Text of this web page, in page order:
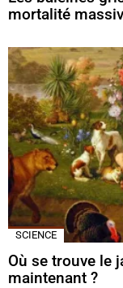
mortalité
SCIENCE
Où se trouve le
maintenant ?